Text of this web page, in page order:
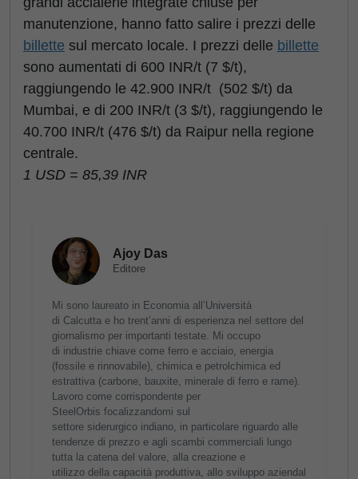
manutenzione, hanno fatto salire i prezzi delle
billette sul mercato locale. I prezzi delle billette
sono aumentati di 600 INR/t (7 $/t),
raggiungendo le 42.900 INR/t (502 $/t) da
Mumbai, e di 200 INR/t (3 $/t), raggiungendo le
40.700 INR/t (476 $/t) da Raipur nella regione
centrale.
1 USD = 85,39 INR
Ajoy Das
Editore
Mi sono laureato in Economia all’Università
di Calcutta e ho trent’anni di esperienza nel settore del
giornalismo per importanti testate. Mi occupo
di industrie chiave come ferro e acciaio, energia
(fossile e rinnovabile), chimica e petrolchimica ed
estrattiva (carbone, bauxite, minerale di ferro e rame).
Lavoro come corrispondente per
SteelOrbis focalizzandomi sul
settore siderurgico indiano, in particolare riguardo alle
tendenze di prezzo e agli scambi commerciali lungo
tutta la catena del valore, alla creazione e
utilizzo della capacità produttiva, allo sviluppo aziendal